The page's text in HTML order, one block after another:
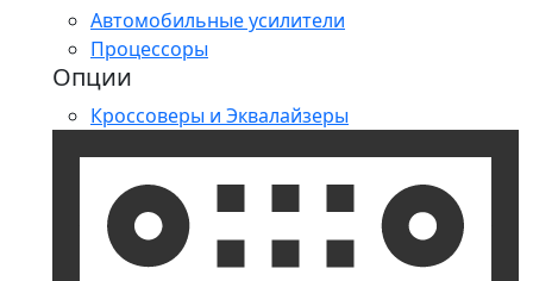
Автомобильные усилители
Процессоры
Опции
Кроссоверы и Эквалайзеры